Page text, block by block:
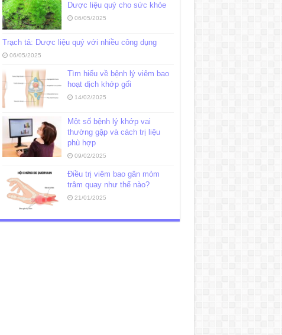
Dược liệu quý cho sức khỏe
06/05/2025
Trạch tả: Dược liệu quý với nhiều công dụng
06/05/2025
Tìm hiểu về bệnh lý viêm bao
hoạt dịch khớp gối
14/02/2025
Một số bệnh lý khớp vai
thường gặp và cách trị liệu
phù hợp
09/02/2025
Điều trị viêm bao gân mỏm
trâm quay như thế nào?
21/01/2025